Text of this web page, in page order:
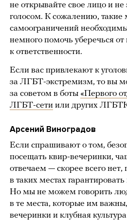
не открывайте свое лицо и
голосом. К сожалению, такие
самоограничений
немного помочь уберечься
к ответственности.
Если вас привлекают к
за ЛГБТ-экстремизм, то вы
за советом в боты «Первого
ЛГБТ-сети или других
Арсений Виноградов
Если спрашивают о том,
посещать квир-вечеринки,
отвечаем — скорее всего нет,
в таких местах гарантировать
Но мы не можем говорить
в те места, которые им
вечеринки и клубная